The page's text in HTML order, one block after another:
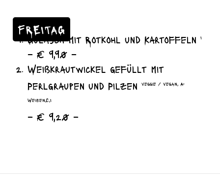
FREITAG
Gulasch mit Rotkohl und Kartoffeln I
– € 9,90 –
Weißkrautwickel gefüllt mit
Perlgraupen und Pilzen
veggie / vegan, A-
Weizen,C,I
– € 9,20 –